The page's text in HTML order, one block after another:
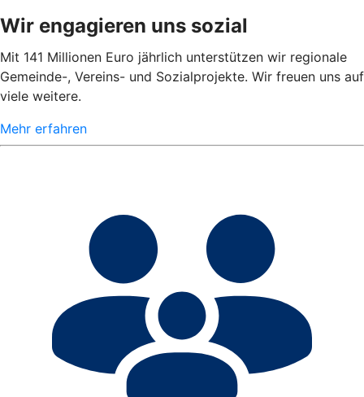
Wir engagieren uns sozial
Mit 141 Millionen Euro jährlich unterstützen wir regionale
Gemeinde-, Vereins- und Sozialprojekte. Wir freuen uns auf
viele weitere.
Mehr erfahren